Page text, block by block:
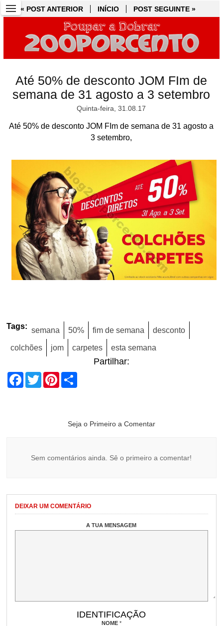
« POST ANTERIOR INÍCIO POST SEGUINTE »
Até 50% de desconto JOM FIm de
semana de 31 agosto a 3 setembro
Quinta-feira, 31.08.17
Até 50% de desconto JOM FIm de semana de 31 agosto a
3 setembro,
Tags: semana 50% fim de semana desconto
colchões jom carpetes esta semana
Partilhar:
Facebook
TwitterPinterest
Seja o Primeiro a Comentar
Sem comentários ainda. Sê o primeiro a comentar!
DEIXAR UM COMENTÁRIO
A TUA MENSAGEM
IDENTIFICAÇÃO
NOME *
« POST ANTERIOR INÍCIO POST SEGUINTE »